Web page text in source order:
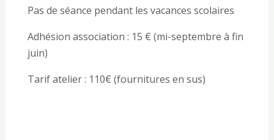
Pas de séance pendant les vacances scolaires
Adhésion association : 15 € (mi-septembre à fin
juin)
Tarif atelier : 110€ (fournitures en sus)